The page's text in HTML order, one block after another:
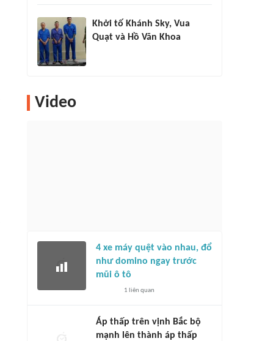
Khởi tố Khánh Sky, Vua
Quạt và Hồ Văn Khoa
Video
4 xe máy quệt vào nhau, đổ
như domino ngay trước
mũi ô tô
1 liên quan
Áp thấp trên vịnh Bắc bộ
mạnh lên thành áp thấp